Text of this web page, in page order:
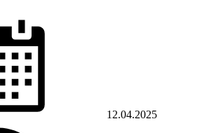
12.04.2025